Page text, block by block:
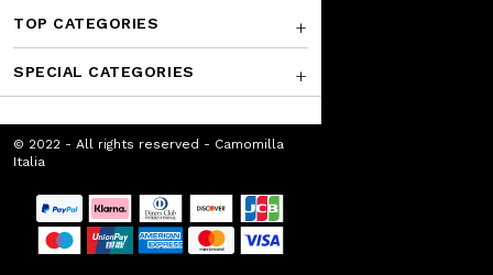
TOP CATEGORIES
SPECIAL CATEGORIES
© 2022 - All rights reserved - Camomilla
Italia